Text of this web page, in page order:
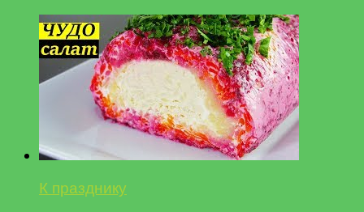
К празднику